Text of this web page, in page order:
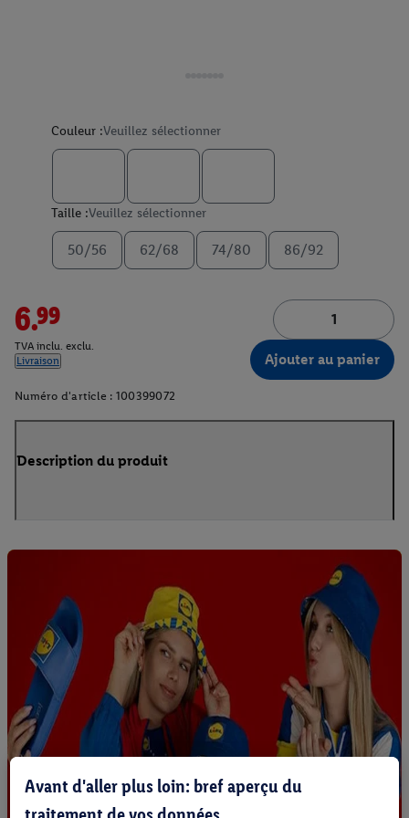
Couleur :Veuillez sélectionner
Taille :Veuillez sélectionner
50/56 62/68 74/80 86/92
6.99
TVA inclu. exclu.
Livraison
Ajouter au panier
Numéro d'article : 100399072
Description du produit
Avant d'aller plus loin: bref aperçu du